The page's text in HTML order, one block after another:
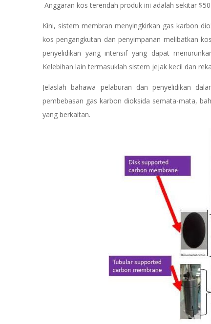
Anggaran kos terendah produk ini adalah sekitar
Kini, sistem membran menyingkirkan gas karbon
kos pengangkutan dan penyimpanan melibatkan
penyelidikan yang intensif yang dapat
Kelebihan lain termasuklah sistem jejak kecil dan
Jelaslah bahawa pelaburan dan penyelidikan
pembebasan gas karbon dioksida semata-mata,
yang berkaitan.